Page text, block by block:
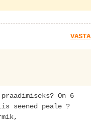
VASTA
On 6
seened peale ?